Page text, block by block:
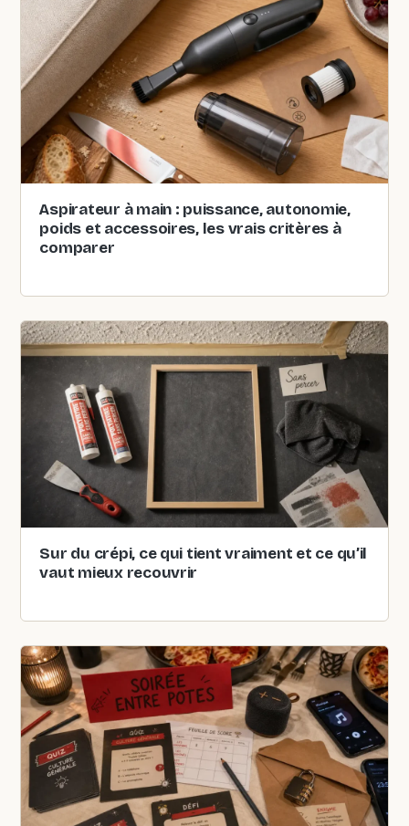
Aspirateur à main : puissance, autonomie,
poids et accessoires, les vrais critères à
comparer
Sur du crépi, ce qui tient vraiment et ce qu’il
vaut mieux recouvrir